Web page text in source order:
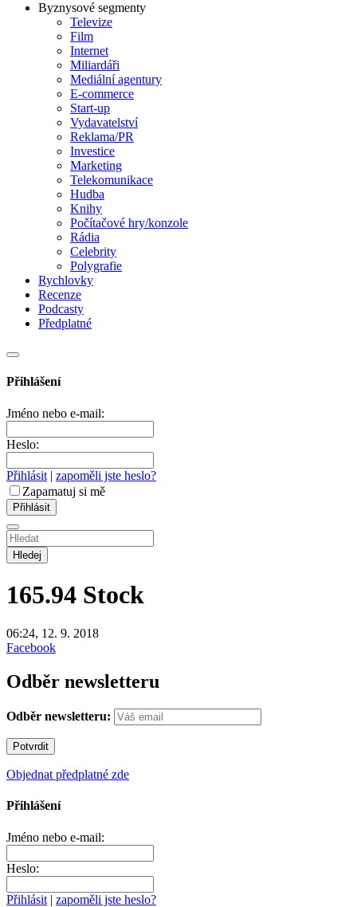
Byznysové segmenty
Televize
Film
Internet
Miliardáři
Mediální agentury
E-commerce
Start-up
Vydavatelství
Reklama/PR
Investice
Marketing
Telekomunikace
Hudba
Knihy
Počítačové hry/konzole
Rádia
Celebrity
Polygrafie
Rychlovky
Recenze
Podcasty
Předplatné
Přihlášení
Jméno nebo e-mail:
Heslo:
Přihlásit | zapoměli jste heslo?
Zapamatuj si mě
Hledej
165.94 Stock
06:24, 12. 9. 2018
Facebook
Odběr newsletteru
Odběr newsletteru:
Objednat předplatné zde
Přihlášení
Jméno nebo e-mail:
Heslo:
Přihlásit | zapoměli jste heslo?